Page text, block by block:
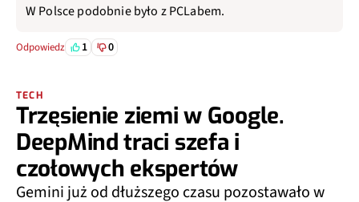
W Polsce podobnie było z PCLabem.
Odpowiedz 1 0
TECH
Trzęsienie ziemi w Google.
DeepMind traci szefa i
czołowych ekspertów
Gemini już od dłuższego czasu pozostawało w